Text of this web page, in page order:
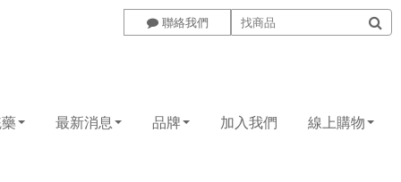
聯絡我們
最新消息 品牌 加入我們 線上購物